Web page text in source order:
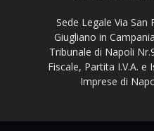
Sede Legale Via San
Giugliano in
Tribunale di Napoli
Fiscale, Partita I.V.A. e
Imprese di